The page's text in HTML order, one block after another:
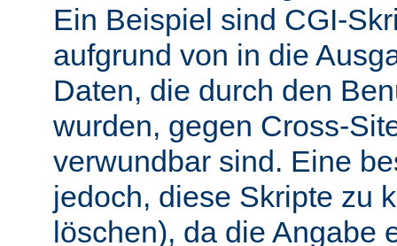
Ein Beispiel sind CGI-
aufgrund von in die
Daten, die durch den
wurden, gegen Cross-
verwundbar sind. Eine
jedoch, diese Skripte zu
löschen), da die Angabe